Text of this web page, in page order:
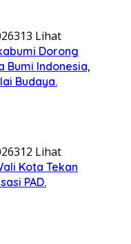
313 Lihat
Dorong
Bumi Indonesia,
Budaya.
312 Lihat
Kota Tekan
PAD.